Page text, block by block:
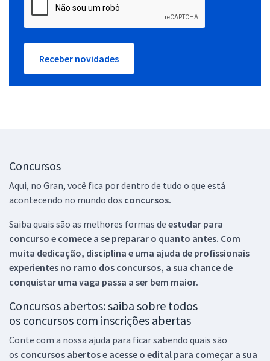
Receber novidades
Concursos
Aqui, no Gran, você fica por dentro de tudo o que está
acontecendo no mundo dos concursos.
Saiba quais são as melhores formas de estudar para
concurso e comece a se preparar o quanto antes. Com
muita dedicação, disciplina e uma ajuda de profissionais
experientes no ramo dos concursos, a sua chance de
conquistar uma vaga passa a ser bem maior.
Concursos abertos: saiba sobre todos
os concursos com inscrições abertas
Conte com a nossa ajuda para ficar sabendo quais são
os concursos abertos e acesse o edital para começar a sua